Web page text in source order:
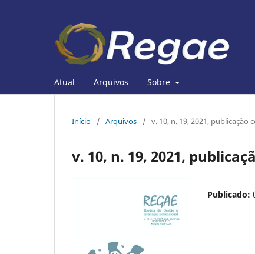
Atual Arquivos Sobre
Início / Arquivos / v. 10, n. 19, 2021, publicação
v. 10, n. 19, 2021,
Publicado: